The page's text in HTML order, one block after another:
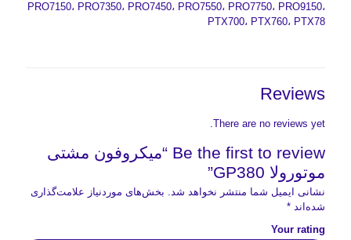
PRO7150، PRO7350، PRO7450، PRO7550، PRO7750، PRO9150،
PTX700، PTX760، PTX78
Reviews
There are no reviews yet.
Be the first to review “میکروفون مشتی
موتورولا GP380”
نشانی ایمیل شما منتشر نخواهد شد. بخش‌های موردنیاز علامت‌گذاری
شده‌اند *
Your rating